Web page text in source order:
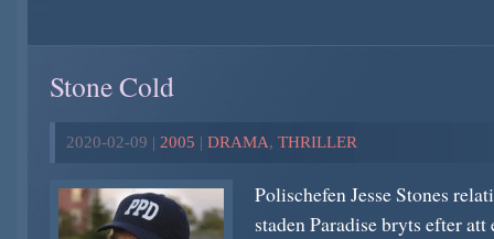
Stone Cold
2020-02-09 | 2005 | DRAMA, THRILLER
Polischefen Jesse Stones
staden Paradise bryts efter